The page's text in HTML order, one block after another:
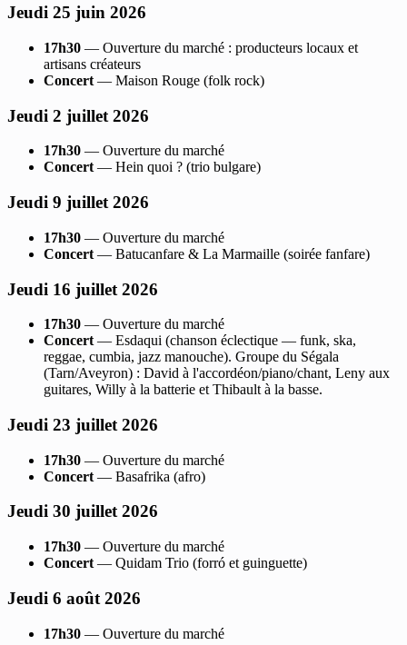
Jeudi 25 juin 2026
17h30 — Ouverture du marché : producteurs locaux et
artisans créateurs
Concert — Maison Rouge (folk rock)
Jeudi 2 juillet 2026
17h30 — Ouverture du marché
Concert— Hein quoi ? (trio bulgare)
Jeudi 9 juillet 2026
17h30 — Ouverture du marché
Concert — Batucanfare & La Marmaille (soirée fanfare)
Jeudi 16 juillet 2026
17h30 — Ouverture du marché
Concert — Esdaqui (chanson éclectique — funk, ska,
reggae, cumbia, jazz manouche). Groupe du Ségala
(Tarn/Aveyron) : David à l'accordéon/piano/chant, Leny aux
guitares, Willy à la batterie et Thibault à la basse.
Jeudi 23 juillet 2026
17h30 — Ouverture du marché
Concert — Basafrika (afro)
Jeudi 30 juillet 2026
17h30 — Ouverture du marché
Concert — Quidam Trio (forró et guinguette)
Jeudi 6 août 2026
17h30 — Ouverture du marché